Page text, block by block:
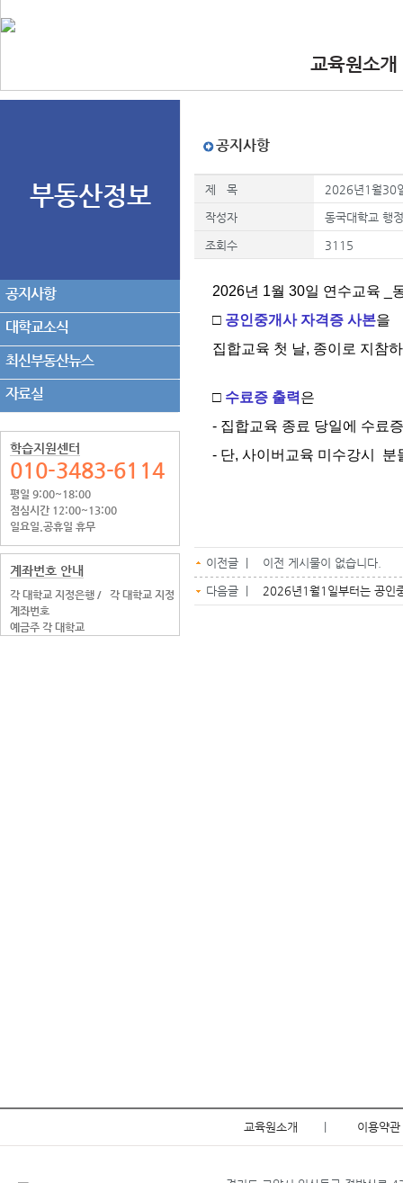
교육원소개
•인사말
부동산정보
공지사항
대학교소식
최신부동산뉴스
자료실
학습지원센터
010-3483-6114
평일 9:00~18:00
점심시간 12:00~13:00
일요일.공휴일 휴무
계좌번호 안내
각 대학교 지정은행 /
각 대학교 지정
계좌번호
예금주 각 대학교
공지사항
제 목 2026년1월30
작성자 동국대학교 행
조회수 3115
2026년 1월 30일 연수교육 _
□ 공인중개사 자격증 사본을
집합교육 첫 날, 종이로 지참
□ 수료증 출력 은
- 집합교육 종료 당일에 수료
- 단, 사이버교육 미수강시 분
이전글 | 이전 게시물이 없습니다.
다음글 | 2026년1월1일부터는 공인
교육원소개 이용약관